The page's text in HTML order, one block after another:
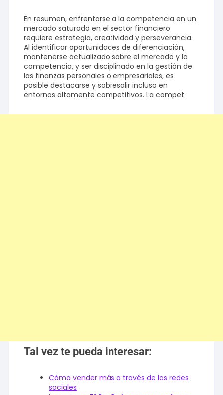
En resumen, enfrentarse a la competencia en un
mercado saturado en el sector financiero
requiere estrategia, creatividad y perseverancia.
Al identificar oportunidades de diferenciación,
mantenerse actualizado sobre el mercado y la
competencia, y ser disciplinado en la gestión de
las finanzas personales o empresariales, es
posible destacarse y sobresalir incluso en
entornos altamente competitivos. La compet
Tal vez te pueda interesar:
Cómo vender más a través de las redes
sociales